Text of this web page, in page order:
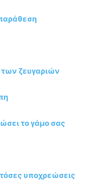
των ζευγαριών
το γάμο σας
υποχρεώσεις